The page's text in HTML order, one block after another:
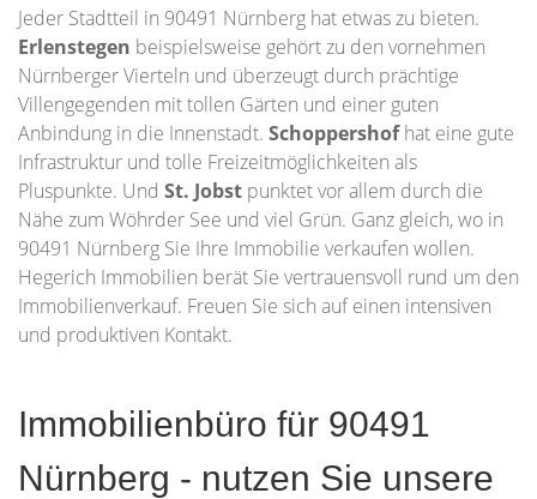
Jeder Stadtteil in 90491 Nürnberg hat etwas zu bieten.
Erlenstegen beispielsweise gehört zu den vornehmen
Nürnberger Vierteln und überzeugt durch prächtige
Villengegenden mit tollen Gärten und einer guten
Anbindung in die Innenstadt. Schoppershofhat eine gute
Infrastruktur und tolle Freizeitmöglichkeiten als
Pluspunkte. Und St. Jobst punktet vor allem durch die
Nähe zum Wöhrder See und viel Grün. Ganz gleich, wo in
90491 Nürnberg Sie Ihre Immobilie verkaufen wollen.
Hegerich Immobilien berät Sie vertrauensvoll rund um den
Immobilienverkauf. Freuen Sie sich auf einen intensiven
und produktiven Kontakt.
Immobilienbüro für 90491
Nürnberg - nutzen Sie unsere